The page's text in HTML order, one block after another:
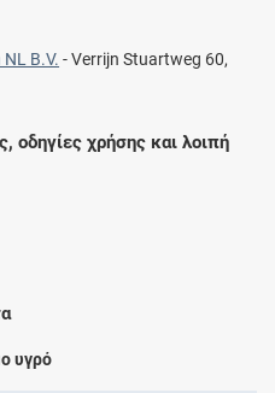
B.V. -Verrijn Stuartweg 60,
οδηγίες χρήσης και λοιπή
υγρό